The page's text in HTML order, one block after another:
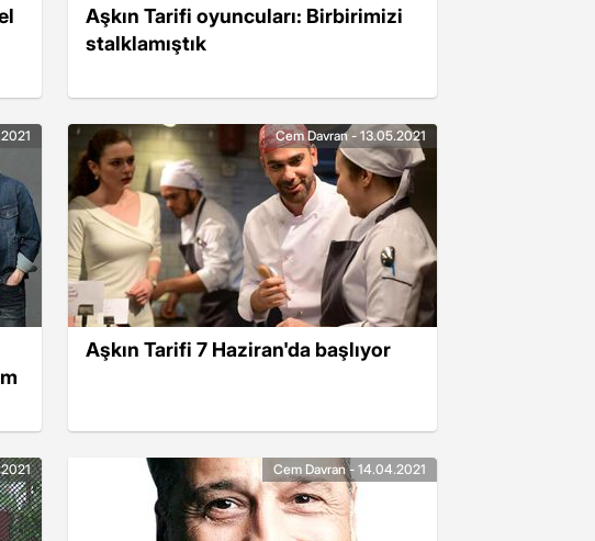
Aşkın Tarifi oyuncuları: Birbirimizi
stalklamıştık
Aşkın Tarifi 7 Haziran'da başlıyor
Cem Davran - 13.05.2021
Cem Davran - 14.04.2021